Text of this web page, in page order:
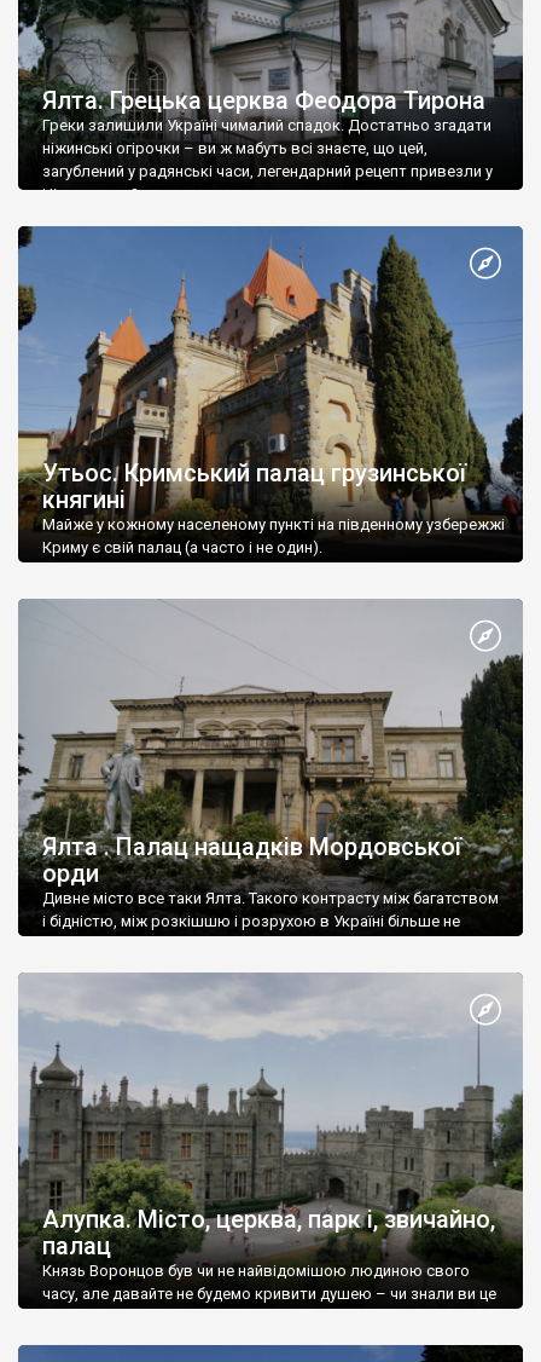
Ялта. Грецька церква Феодора Тирона
Греки залишили Україні чималий спадок. Достатньо згадати
ніжинські огірочки – ви ж мабуть всі знаєте, що цей,
загублений у радянські часи, легендарний рецепт привезли у
Ніжин греки?
Утьос. Кримський палац грузинської
княгині
Майже у кожному населеному пункті на південному узбережжі
Криму є свій палац (а часто і не один).
Ялта . Палац нащадків Мордовської
орди
Дивне місто все таки Ялта. Такого контрасту між багатством
і бідністю, між розкішшю і розрухою в Україні більше не
Алупка. Місто, церква, парк і, звичайно,
палац
Князь Воронцов був чи не найвідомішою людиною свого
часу, але давайте не будемо кривити душею – чи знали ви це